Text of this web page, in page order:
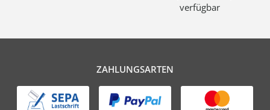
verfügbar
ZAHLUNGSARTEN